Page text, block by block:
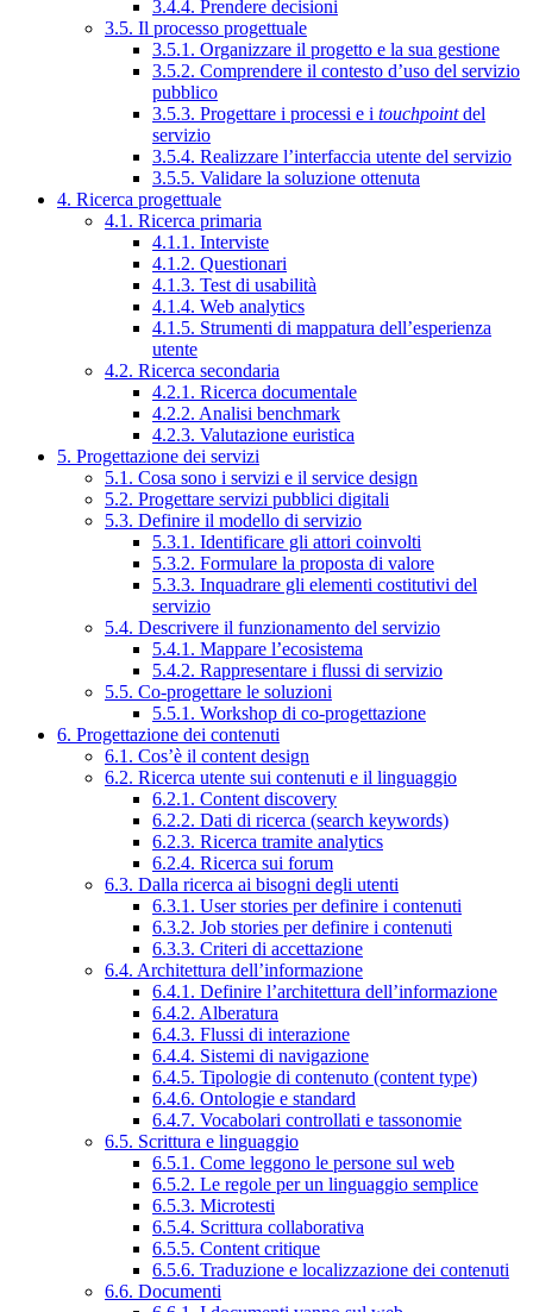
3.4.4. Prendere decisioni
3.5. Il processo progettuale
3.5.1. Organizzare il progetto e la sua gestione
3.5.2. Comprendere il contesto d’uso del servizio
pubblico
3.5.3. Progettare i processi e i touchpointdel
servizio
3.5.4. Realizzare l’interfaccia utente del servizio
3.5.5. Validare la soluzione ottenuta
4. Ricerca progettuale
4.1. Ricerca primaria
4.1.1. Interviste
4.1.2. Questionari
4.1.3. Test di usabilità
4.1.4. Web analytics
4.1.5. Strumenti di mappatura dell’esperienza
utente
4.2. Ricerca secondaria
4.2.1. Ricerca documentale
4.2.2. Analisi benchmark
4.2.3. Valutazione euristica
5. Progettazione dei servizi
5.1. Cosa sono i servizi e il service design
5.2. Progettare servizi pubblici digitali
5.3. Definire il modello di servizio
5.3.1. Identificare gli attori coinvolti
5.3.2. Formulare la proposta di valore
5.3.3. Inquadrare gli elementi costitutivi del
servizio
5.4. Descrivere il funzionamento del servizio
5.4.1. Mappare l’ecosistema
5.4.2. Rappresentare i flussi di servizio
5.5. Co-progettare le soluzioni
5.5.1. Workshop di co-progettazione
6. Progettazione dei contenuti
6.1. Cos’è il content design
6.2. Ricerca utente sui contenuti e il linguaggio
6.2.1. Content discovery
6.2.2. Dati di ricerca (search keywords)
6.2.3. Ricerca tramite analytics
6.2.4. Ricerca sui forum
6.3. Dalla ricerca ai bisogni degli utenti
6.3.1. User stories per definire i contenuti
6.3.2. Job stories per definire i contenuti
6.3.3. Criteri di accettazione
6.4. Architettura dell’informazione
6.4.1. Definire l’architettura dell’informazione
6.4.2. Alberatura
6.4.3. Flussi di interazione
6.4.4. Sistemi di navigazione
6.4.5. Tipologie di contenuto (content type)
6.4.6. Ontologie e standard
6.4.7. Vocabolari controllati e tassonomie
6.5. Scrittura e linguaggio
6.5.1. Come leggono le persone sul web
6.5.2. Le regole per un linguaggio semplice
6.5.3. Microtesti
6.5.4. Scrittura collaborativa
6.5.5. Content critique
6.5.6. Traduzione e localizzazione dei contenuti
6.6. Documenti